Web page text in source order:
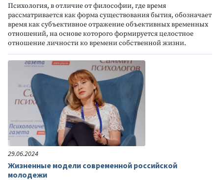
Психология, в отличие от философии, где время
рассматривается как форма существования бытия, обозначает
время как субъективное отражение объективных временных
отношений, на основе которого формируется целостное
отношение личности ко времени собственной жизни.
29.06.2024
Жизненные модели современной российской
молодежи